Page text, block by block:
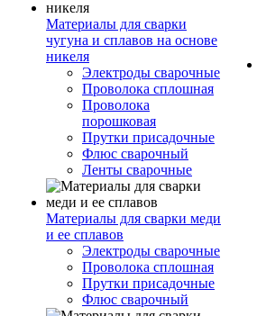
Материалы для сварки
чугуна и сплавов на основе
никеля
Электроды сварочные
Проволока сплошная
Проволока
порошковая
Прутки присадочные
Флюс сварочный
Ленты сварочные
Материалы для сварки меди
и ее сплавов
Электроды сварочные
Проволока сплошная
Прутки присадочные
Флюс сварочный